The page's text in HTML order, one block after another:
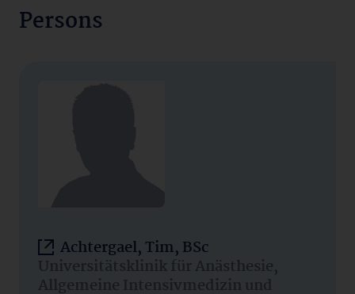
Persons
Achtergael, Tim, BSc
Universitätsklinik für Anästhesie,
Allgemeine Intensivmedizin und